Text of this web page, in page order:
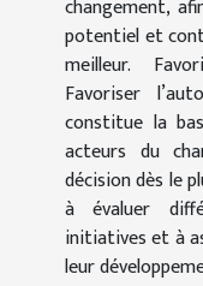
changement,
potentiel et
meilleur.
Favoriser
constitue la
acteurs du
décision dès le
à évaluer
initiatives et à
leur